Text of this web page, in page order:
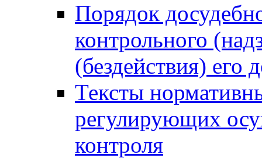
Порядок
контрольного
(бездействия)
Тексты
регулирующих
контроля